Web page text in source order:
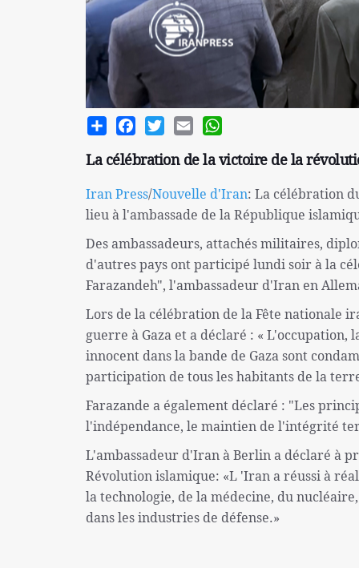
Share FacebookTwitterEmail
La célébration de la victoire de la
Iran Press/Nouvelle d'Iran: La célébration
lieu à l'ambassade de la République
Des ambassadeurs, attachés militaires,
d'autres pays ont participé lundi soir à la
Farazandeh", l'ambassadeur d'Iran en
Lors de la célébration de la Fête nationale
guerre à Gaza et a déclaré : «
innocent dans la bande de Gaza sont
participation de tous les habitants de la
Farazande a également déclaré : "Les
l'indépendance, le maintien de l'intégrité
L'ambassadeur d'Iran à Berlin a déclaré à
Révolution islamique: «L 'Iran a réussi à
la technologie, de la médecine, du
dans les industries de défense.»